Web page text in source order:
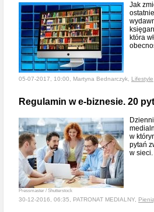
Jak
która
05-07-2017, 10:00, Martyna Bednarczyk, Lifestyle
Regulamin w e-biznesie. 20
Pressmaster / Shutterstock
w
pytań
w sieci.
30-12-2016, 06:35, PATRONAT MEDIALNY,